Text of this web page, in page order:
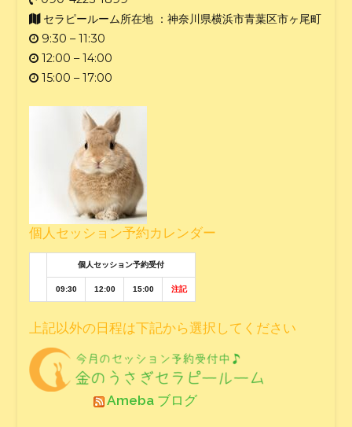
セラピールーム所在地 ：神奈川県横浜市青葉区市ヶ尾町
9:30 – 11:30
12:00 – 14:00
15:00 – 17:00
個人セッション予約カレンダー
個人セッション予約受付
09:30 12:00 15:00 注記
上記以外の日程は下記から選択してください
Ameba ブログ